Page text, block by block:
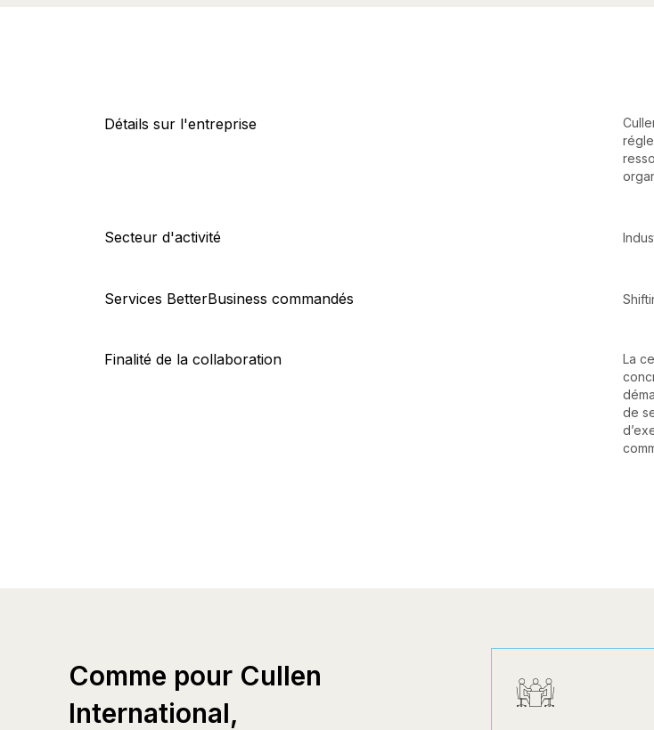
Détails sur l'entreprise
Secteur d'activité
Services BetterBusiness commandés
Finalité de la collaboration
La
de
Comme pour Cullen
International,